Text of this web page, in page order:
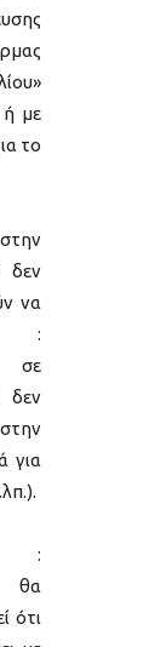
ή με
το
δεν
να
:
σε
δεν
για
:
ότι